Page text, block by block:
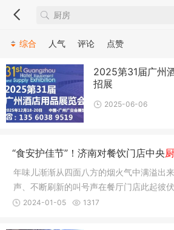
综合 人气 评论 点赞
2025第31届广州
招展
2025-06-06
“食安护佳节”！济南对餐饮门店中央
年味儿渐渐从四面八方的烟火气中满溢出
声、不断刷新的叫号声在餐厅门店此起彼
场监管局
2024-01-05 1317